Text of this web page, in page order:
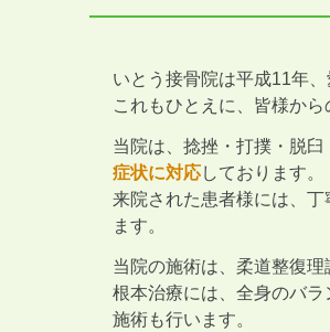
いとう接骨院は平成11年
これもひとえに、皆様か
当院は、捻挫・打撲・脱
症状に対応しております。
来院された患者様には、丁
ます。
当院の施術は、柔道整復
根本治療には、全身のバ
施術も行います。